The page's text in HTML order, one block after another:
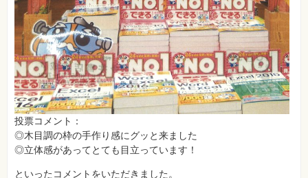
投票コメント：
◎木目調の枠の手作り感にグッと来ました
◎立体感があってとても目立っています！
といったコメントをいただきました。